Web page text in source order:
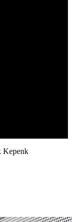
Kepenk